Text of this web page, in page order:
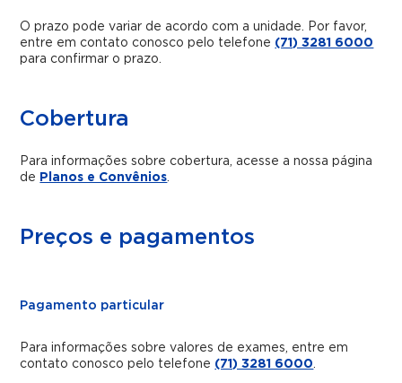
O prazo pode variar de acordo com a unidade. Por favor,
entre em contato conosco pelo telefone (71) 3281 6000
para confirmar o prazo.
Cobertura
Para informações sobre cobertura, acesse a nossa página
de Planos e Convênios.
Preços e pagamentos
Pagamento particular
Para informações sobre valores de exames, entre em
contato conosco pelo telefone (71) 3281 6000.